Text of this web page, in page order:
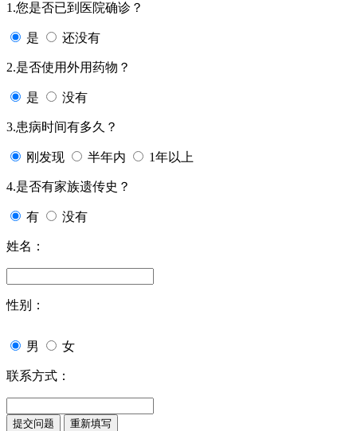
1.您是否已到医院确诊？
是 还没有
2.是否使用外用药物？
是 没有
3.患病时间有多久？
刚发现 半年内 1年以上
4.是否有家族遗传史？
有 没有
姓名：
性别：
男 女
联系方式：